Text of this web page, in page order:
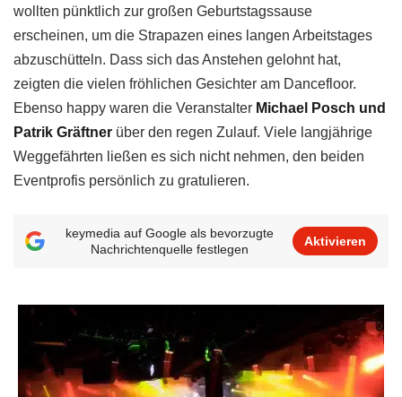
wollten pünktlich zur großen Geburtstagssause
erscheinen, um die Strapazen eines langen Arbeitstages
abzuschütteln. Dass sich das Anstehen gelohnt hat,
zeigten die vielen fröhlichen Gesichter am Dancefloor.
Ebenso happy waren die Veranstalter Michael Posch und
Patrik Gräftner über den regen Zulauf. Viele langjährige
Weggefährten ließen es sich nicht nehmen, den beiden
Eventprofis persönlich zu gratulieren.
keymedia auf Google als bevorzugte
Nachrichtenquelle festlegen
Aktivieren